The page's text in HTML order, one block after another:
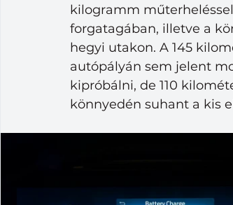
kilogramm
forgatagában, illetve a
hegyi utakon. A 145
autópályán sem jelent
kipróbálni, de 110
könnyedén suhant a kis